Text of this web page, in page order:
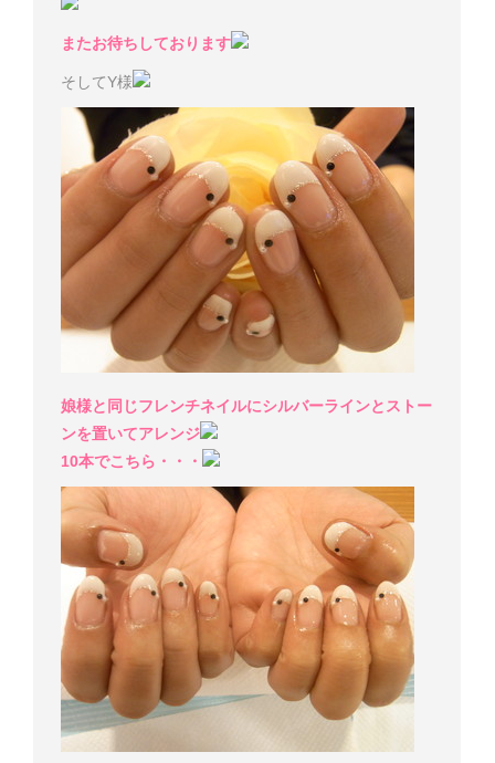
またお待ちしております
そしてY様
娘様と同じフレンチネイルにシルバーラインとストー
ンを置いてアレンジ
10本でこちら・・・